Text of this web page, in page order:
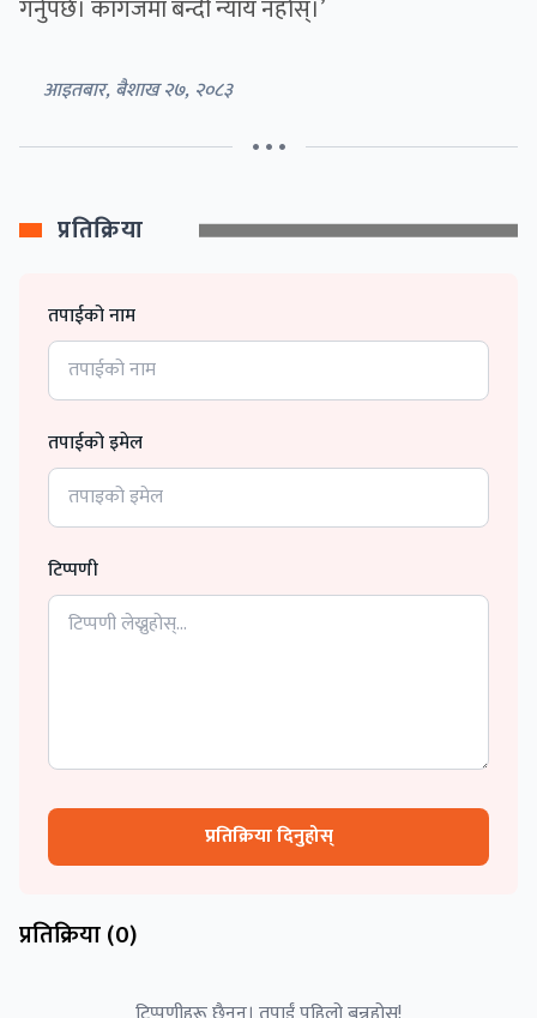
गर्नुपर्छ। कागजमा बन्दी न्याय नहोस्।’
आइतबार, बैशाख २७, २०८३
• • •
प्रतिक्रिया
तपाईको नाम
तपाईको इमेल
टिप्पणी
प्रतिक्रिया दिनुहोस्
प्रतिक्रिया (0)